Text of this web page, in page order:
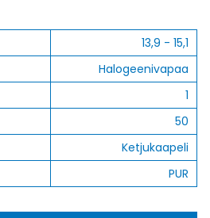
13,9 - 15,1
Halogeenivapaa
1
50
Ketjukaapeli
PUR